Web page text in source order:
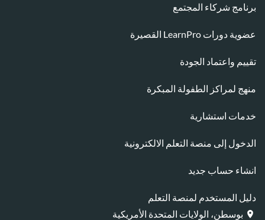
برنامج شركاء المجتمع
عضوية دورات LearnPro القصيرة
تقييم واعتماد الجودة
منهج لمراكز الطفولة المبكرة
خدمات استشارية
الدخول إلى منصة التعلم الالكترونية
انشاء حساب جديد
دليل المستخدم لمنصة التعلم
بوسطن، الولايات المتحدة الأمريكية